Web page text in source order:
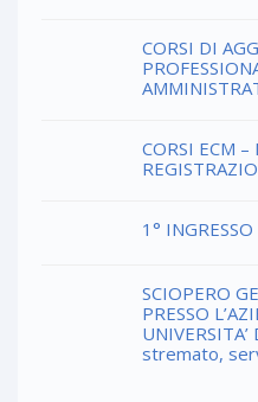
CORSI DI
CORSI ECM –
1°
SCIOPERO
PRESSO
stremato,